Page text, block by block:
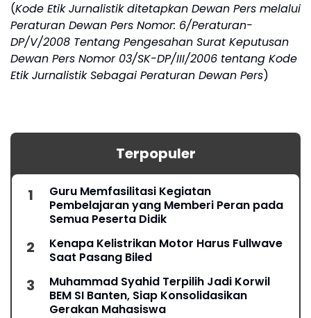
(Kode Etik Jurnalistik ditetapkan Dewan Pers melalui
Peraturan Dewan Pers Nomor: 6/Peraturan-
DP/V/2008 Tentang Pengesahan Surat Keputusan
Dewan Pers Nomor 03/SK-DP/III/2006 tentang Kode
Etik Jurnalistik Sebagai Peraturan Dewan Pers)
Terpopuler
Guru Memfasilitasi Kegiatan
Pembelajaran yang Memberi Peran pada
Semua Peserta Didik
Kenapa Kelistrikan Motor Harus Fullwave
Saat Pasang Biled
Muhammad Syahid Terpilih Jadi Korwil
BEM SI Banten, Siap Konsolidasikan
Gerakan Mahasiswa